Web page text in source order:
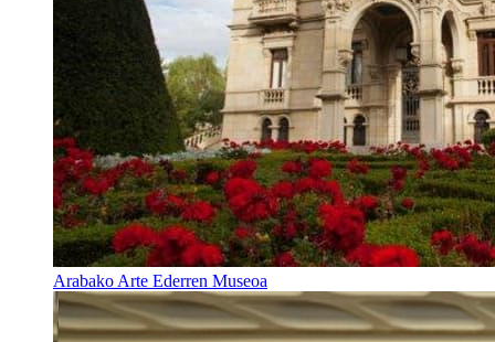
Arabako Arte Ederren Museoa